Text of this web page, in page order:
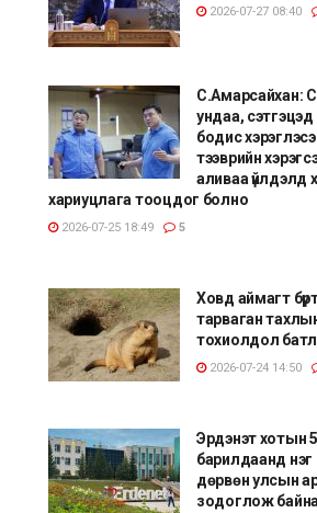
2026-07-27 08:40
С.Амарсайхан:
ундаа,
бодис
тээврийн
аливаа үйлдэлд
хариуцлага тооцдог болно
2026-07-25 18:49 5
Ховд аймагт
тарваган
тохиолдол
2026-07-24 14:50
Эрдэнэт хотын
барилдаанд нэг
дөрвөн улсын
зодоглож байна